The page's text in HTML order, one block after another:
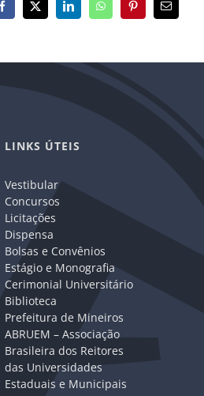
Facebook
X LinkedInWhatsAppPinterest
E-
mail
LINKS ÚTEIS
Vestibular
Concursos
Licitações
Dispensa
Bolsas e Convênios
Estágio e Monografia
Cerimonial Universitário
Biblioteca
Prefeitura de Mineiros
ABRUEM – Associação
Brasileira dos Reitores
das Universidades
Estaduais e Municipais